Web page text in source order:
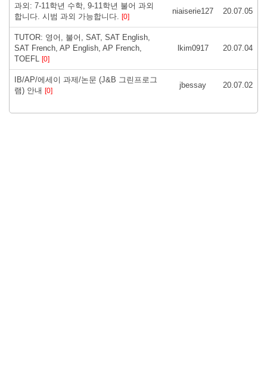
과외: 7-11학년 수학, 9-11학년 불어 과외
합니다. 시범 과외 가능합니다. [0]
niaiserie127 20.07.05
TUTOR: 영어, 불어, SAT, SAT English,
SAT French, AP English, AP French,
TOEFL [0]
lkim0917 20.07.04
IB/AP/에세이 과제/논문 (J&B 그린프로그
램) 안내 [0]
jbessay 20.07.02